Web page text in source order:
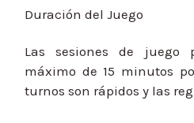
Duración del Juego
Las sesiones de juego
máximo de 15 minutos
turnos son rápidos y las